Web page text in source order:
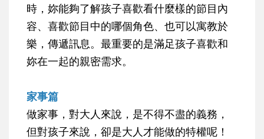
時，妳能夠了解孩子喜歡看什麼樣的節目內
容、喜歡節目中的哪個角色、也可以寓教於
樂，傳遞訊息。最重要的是滿足孩子喜歡和
妳在一起的親密需求。
家事篇
做家事，對大人來說，是不得不盡的義務，
但對孩子來說，卻是大人才能做的特權呢！